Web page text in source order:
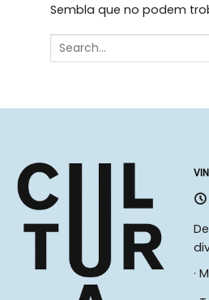
Sembla que no podem
·